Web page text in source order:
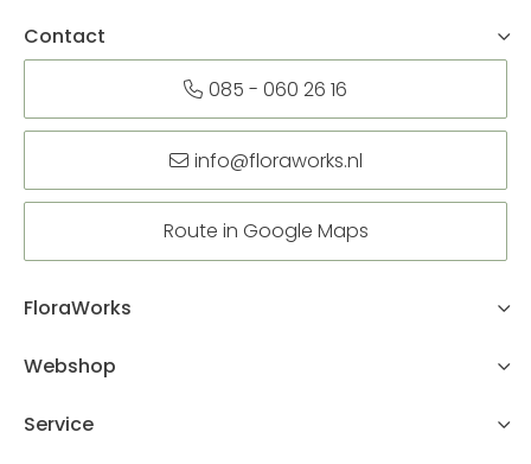
Contact
085 - 060 26 16
info@floraworks.nl
Route in Google Maps
FloraWorks
Webshop
Service